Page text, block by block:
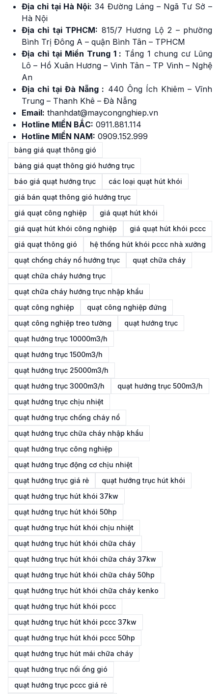
Địa chỉ tại Hà Nội: 34 Đường Láng – Ngã Tư Sở –
Hà Nội
Địa chỉ tại TPHCM: 815/7 Hương Lộ 2 – phường
Bình Trị Đông A – quận Bình Tân – TPHCM
Địa chỉ tại Miền Trung 1 : Tầng 1 chung cư Lũng
Lô – Hồ Xuân Hương – Vinh Tân – TP Vinh – Nghệ
An
Địa chỉ tại Đà Nẵng : 440 Ông Ích Khiêm – Vĩnh
Trung – Thanh Khê – Đà Nẵng
Email: thanhdat@maycongnghiep.vn
Hotline MIỀN BẮC: 0911.881.114
Hotline MIỀN NAM: 0909.152.999
bảng giá quạt thông gió
bảng giá quạt thông gió hướng trục
báo giá quạt hướng trục
các loại quạt hút khói
giá bán quạt thông gió hướng trục
giá quạt công nghiệp
giá quạt hút khói
giá quạt hút khói công nghiệp
giá quạt hút khói pccc
giá quạt thông gió
hệ thống hút khói pccc nhà xưởng
quạt chống cháy nổ hướng trục
quạt chữa cháy
quạt chữa cháy hướng trục
quạt chữa cháy hướng trục nhập khẩu
quạt công nghiệp
quạt công nghiệp đứng
quạt công nghiệp treo tường
quạt hướng trục
quạt hướng trục 10000m3/h
quạt hướng trục 1500m3/h
quạt hướng trục 25000m3/h
quạt hướng trục 3000m3/h
quạt hướng trục 500m3/h
quạt hướng trục chịu nhiệt
quạt hướng trục chống cháy nổ
quạt hướng trục chữa cháy nhập khẩu
quạt hướng trục công nghiệp
quạt hướng trục động cơ chịu nhiệt
quạt hướng trục giá rẻ
quạt hướng trục hút khói
quạt hướng trục hút khói 37kw
quạt hướng trục hút khói 50hp
quạt hướng trục hút khói chịu nhiệt
quạt hướng trục hút khói chữa cháy
quạt hướng trục hút khói chữa cháy 37kw
quạt hướng trục hút khói chữa cháy 50hp
quạt hướng trục hút khói chữa cháy kenko
quạt hướng trục hút khói pccc
quạt hướng trục hút khói pccc 37kw
quạt hướng trục hút khói pccc 50hp
quạt hướng trục hút mái chữa cháy
quạt hướng trục nối ống gió
quạt hướng trục pccc giá rẻ